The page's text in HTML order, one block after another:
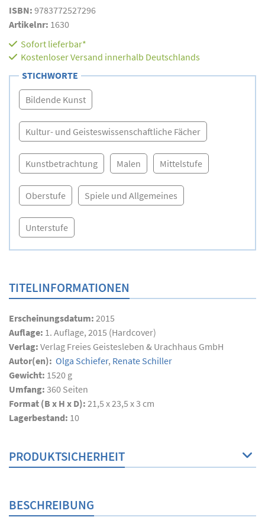
ISBN: 9783772527296
Artikelnr: 1630
Sofort lieferbar*
Kostenloser Versand innerhalb Deutschlands
STICHWORTE
Bildende Kunst
Kultur- und Geisteswissenschaftliche Fächer
Kunstbetrachtung Malen Mittelstufe
Oberstufe Spiele und Allgemeines
Unterstufe
TITELINFORMATIONEN
Erscheinungsdatum: 2015
Auflage: 1. Auflage, 2015 (Hardcover)
Verlag: Verlag Freies Geistesleben & Urachhaus GmbH
Autor(en): Olga Schiefer, Renate Schiller
Gewicht: 1520 g
Umfang: 360 Seiten
Format (B x H x D): 21,5 x 23,5 x 3 cm
Lagerbestand: 10
PRODUKTSICHERHEIT
BESCHREIBUNG